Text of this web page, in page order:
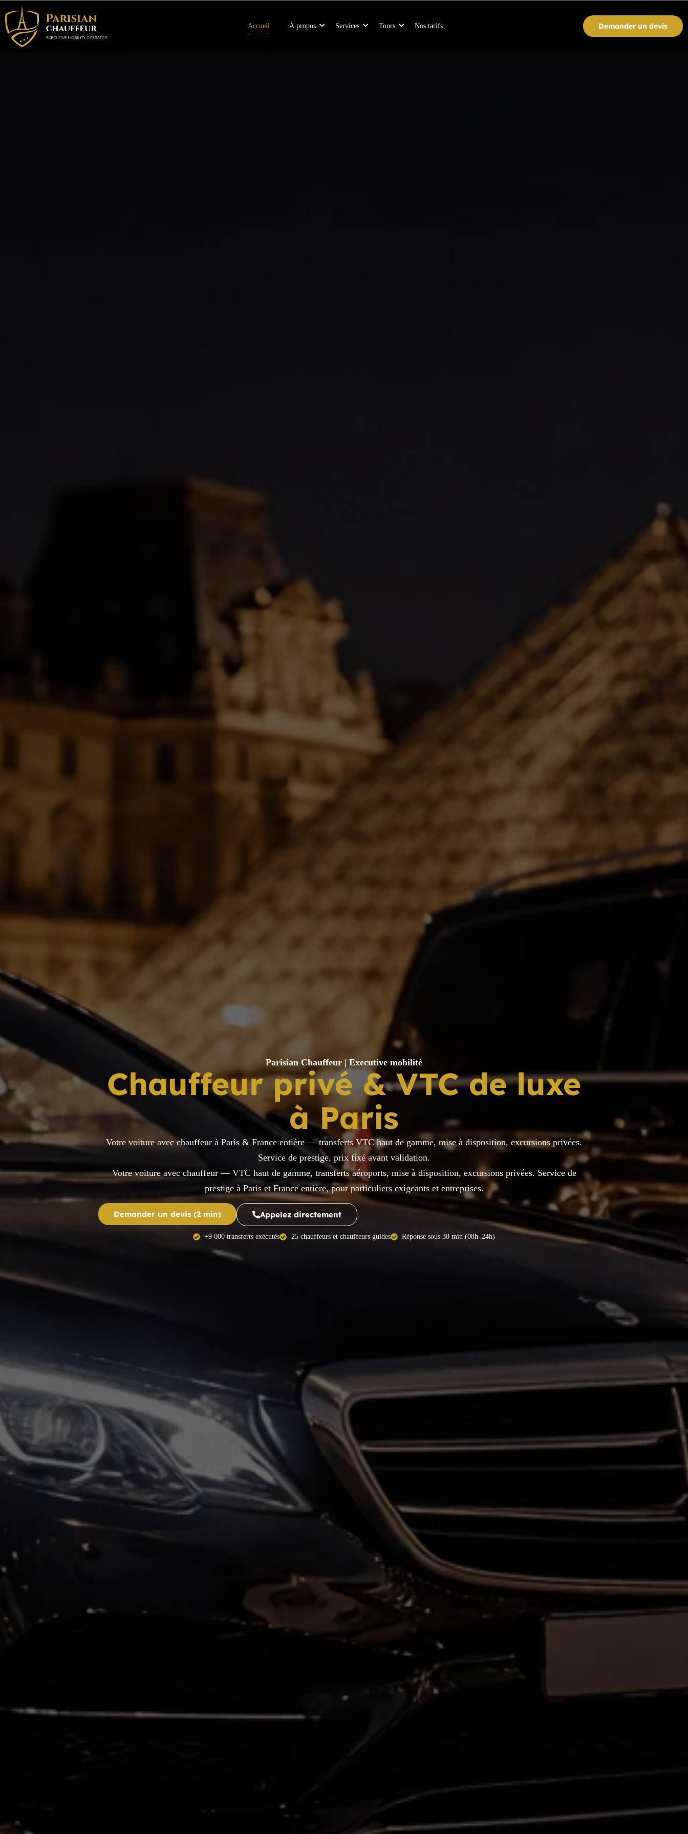
Accueil À propos Services Tours Nos tarifs Demander un devis
Parisian Chauffeur | Executive mobilité
Chauffeur privé & VTC de luxe
à Paris
Votre voiture avec chauffeur à Paris & France entière — transferts VTC haut de gamme, mise à disposition, excursions privées.
Service de prestige, prix fixé avant validation.
Votre voiture avec chauffeur — VTC haut de gamme, transferts aéroports, mise à disposition, excursions privées. Service de
prestige à Paris et France entière, pour particuliers exigeants et entreprises.
Demander un devis (2 min) Appelez directement
+9 000 transferts exécutés 25 chauffeurs et chauffeurs guides Réponse sous 30 min (08h–24h)